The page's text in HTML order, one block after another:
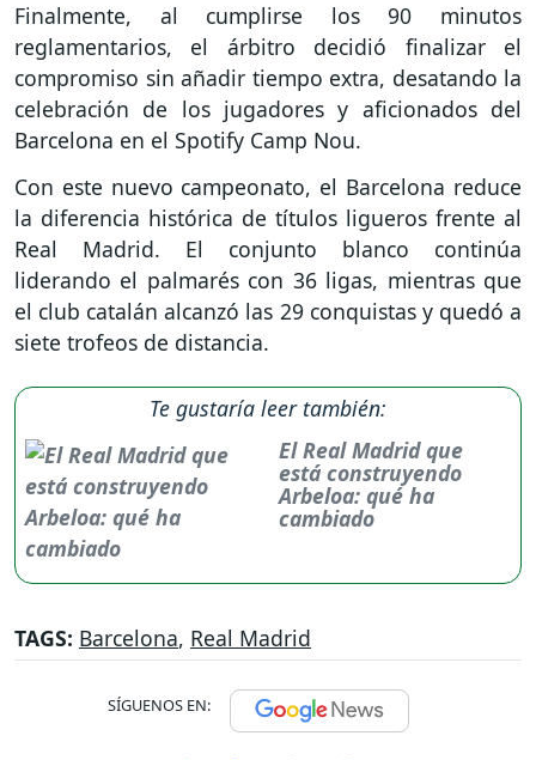
Finalmente, al cumplirse los 90 minutos
reglamentarios, el árbitro decidió finalizar el
compromiso sin añadir tiempo extra, desatando la
celebración de los jugadores y aficionados del
Barcelona en el Spotify Camp Nou.
Con este nuevo campeonato, el Barcelona reduce
la diferencia histórica de títulos ligueros frente al
Real Madrid. El conjunto blanco continúa
liderando el palmarés con 36 ligas, mientras que
el club catalán alcanzó las 29 conquistas y quedó a
siete trofeos de distancia.
Te gustaría leer también:
El Real Madrid que
está construyendo
Arbeloa: qué ha
cambiado
TAGS: Barcelona, Real Madrid
SÍGUENOS EN: